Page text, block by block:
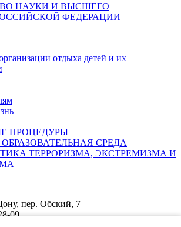
НАУКИ И ВЫСШЕГО
ФЕДЕРАЦИИ
отдыха детей и их
ПРОЦЕДУРЫ
СРЕДА
ТЕРРОРИЗМА, ЭКСТРЕМИЗМА И
пер. Обский, 7
09